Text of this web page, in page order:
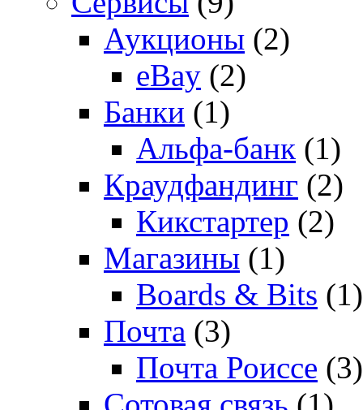
Аукционы (2)
eBay (2)
Банки (1)
Альфа-банк (1)
Краудфандинг (2)
Кикстартер (2)
Магазины (1)
Boards & Bits (1)
Почта (3)
Почта Роиссе (3)